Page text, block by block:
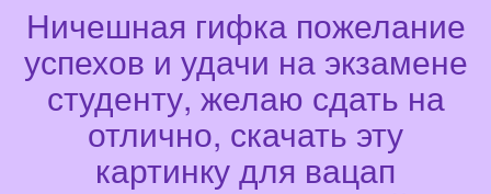
Ничешная гифка пожелание
успехов и удачи на экзамене
студенту, желаю сдать на
отлично, скачать эту
картинку для вацап